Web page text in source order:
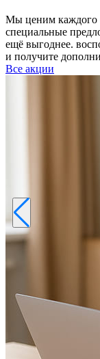
Мы ценим каждого
специальные
ещё выгоднее.
и получите
Все акции